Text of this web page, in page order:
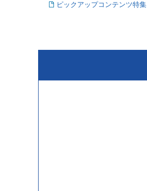
ピックアップコンテンツ特集